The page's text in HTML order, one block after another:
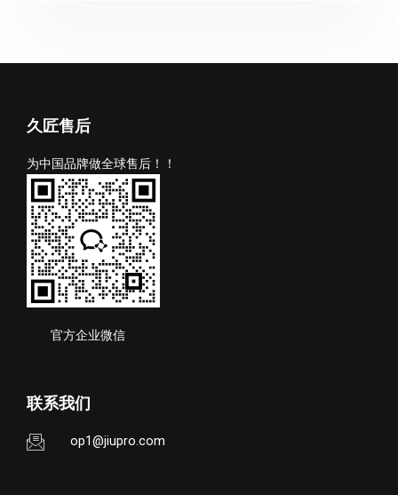
久匠售后
为中国品牌做全球售后！！
官方企业微信
联系我们
op1@jiupro.com